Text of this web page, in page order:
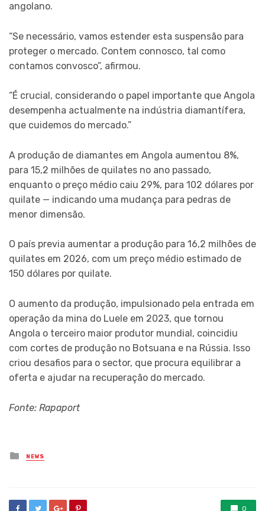
angolano.
“Se necessário, vamos estender esta suspensão para
proteger o mercado. Contem connosco, tal como
contamos convosco”, afirmou.
“É crucial, considerando o papel importante que Angola
desempenha actualmente na indústria diamantífera,
que cuidemos do mercado.”
A produção de diamantes em Angola aumentou 8%,
para 15,2 milhões de quilates no ano passado,
enquanto o preço médio caiu 29%, para 102 dólares por
quilate — indicando uma mudança para pedras de
menor dimensão.
O país previa aumentar a produção para 16,2 milhões de
quilates em 2026, com um preço médio estimado de
150 dólares por quilate.
O aumento da produção, impulsionado pela entrada em
operação da mina do Luele em 2023, que tornou
Angola o terceiro maior produtor mundial, coincidiu
com cortes de produção no Botsuana e na Rússia. Isso
criou desafios para o sector, que procura equilibrar a
oferta e ajudar na recuperação do mercado.
Fonte: Rapaport
Posted
in
NEWS
0